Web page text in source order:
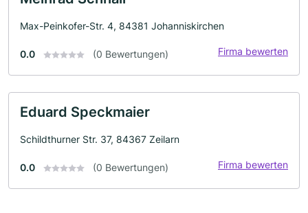
Max-Peinkofer-Str. 4, 84381 Johanniskirchen
0.0 (0 Bewertungen) Firma bewerten
Eduard Speckmaier
Schildthurner Str. 37, 84367 Zeilarn
0.0 (0 Bewertungen) Firma bewerten